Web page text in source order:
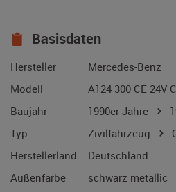
Basisdaten
Hersteller
Mercedes-Benz
Modell
A124 300 CE 24V
Baujahr
1990er Jahre
Typ
Zivilfahrzeug
Herstellerland
Deutschland
Außenfarbe
schwarz metallic